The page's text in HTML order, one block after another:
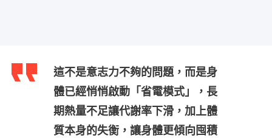
這不是意志力不夠的問題，而是身
體已經悄悄啟動「省電模式」，長
期熱量不足讓代謝率下滑，加上體
質本身的失衡，讓身體更傾向囤積